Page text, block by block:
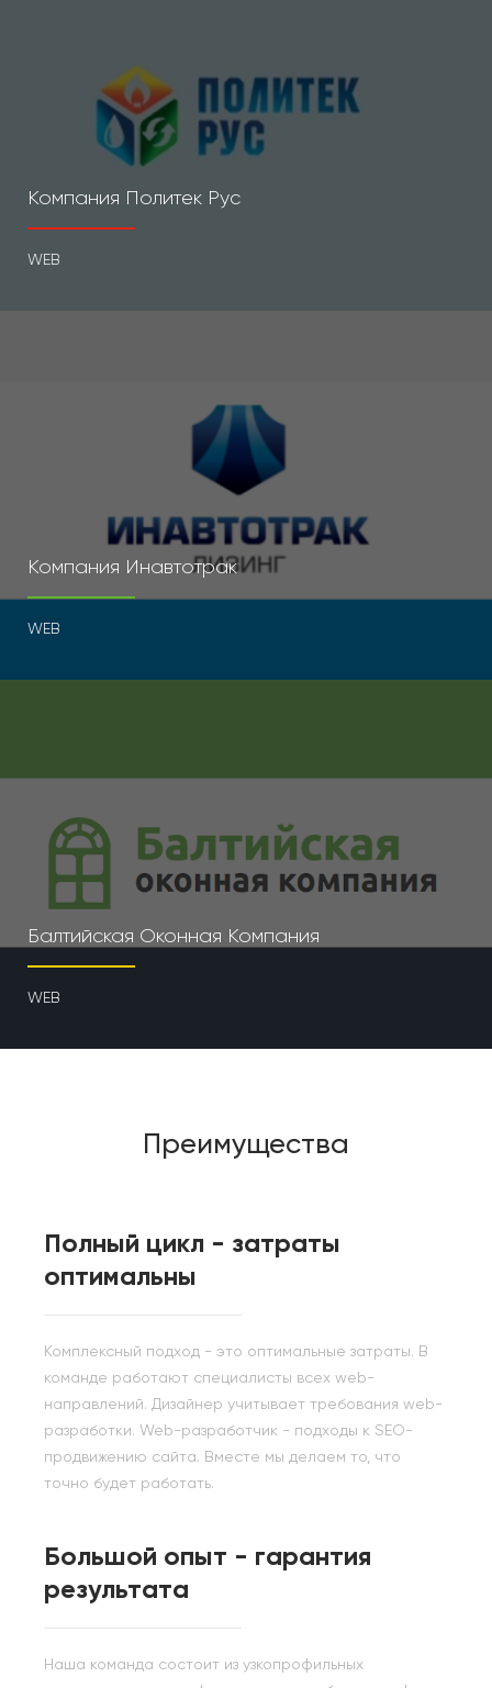
Компания Политек Рус
WEB
Компания Инавтотрак
WEB
Балтийская Оконная Компания
WEB
Преимущества
Полный цикл - затраты
оптимальны
Комплексный подход - это оптимальные затраты. В
команде работают специалисты всех web-
направлений. Дизайнер учитывает требования web-
разработки. Web-разработчик - подходы к SEO-
продвижению сайта. Вместе мы делаем то, что
точно будет работать.
Большой опыт - гарантия
результата
Наша команда состоит из узкопрофильных